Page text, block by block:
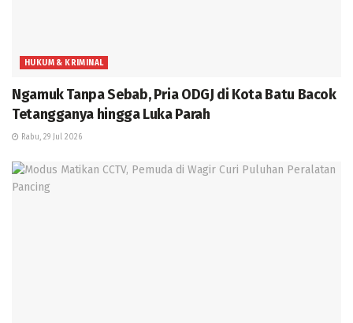
HUKUM & KRIMINAL
Ngamuk Tanpa Sebab, Pria ODGJ di Kota Batu Bacok
Tetangganya hingga Luka Parah
Rabu, 29 Jul 2026